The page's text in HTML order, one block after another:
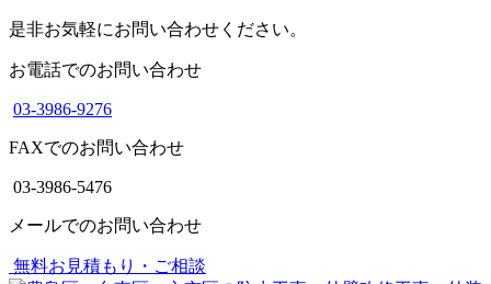
是非お気軽にお問い合わせください。
お電話でのお問い合わせ
03-3986-9276
FAXでのお問い合わせ
03-3986-5476
メールでのお問い合わせ
無料お見積もり・ご相談